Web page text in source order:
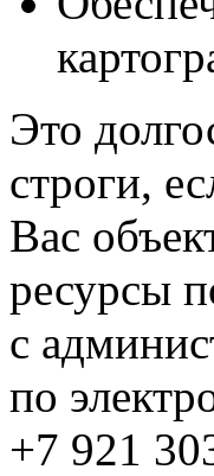
Это
строги,
Вас
ресурсы
с
по
+7 921